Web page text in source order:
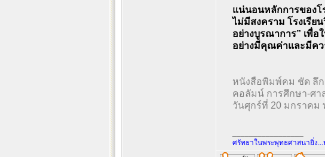
แน่นอนหลักการของโ
ไม่มีสงคราม โรงเรีย
อย่างบูรณาการ” เพื่อ
อย่างมีคุณค่าและมีค
หนังสือพิมพ์คม ชัด ลึก
คอลัมน์ การศึกษา-ศ
วันศุกร์ที่ 20 มกราคม
ศรัทธาในพระพุทธศาสนายิ่ง